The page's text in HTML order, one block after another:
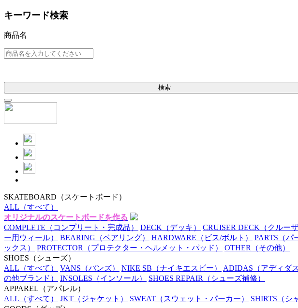
キーワード検索
商品名
検索
SKATEBOARD （スケートボード）
ALL （すべて）
オリジナルのスケートボードを作る
COMPLETE （コンプリート・完成品） DECK （デッキ） CRUISER DECK （クルー
ー用ウィール）
BEARING （ベアリング） HARDWARE （ビス/ボルト） PARTS （パ
ックス）
PROTECTOR （プロテクター・ヘルメット・パッド） OTHER （その他）
SHOES （シューズ）
ALL （すべて） VANS （バンズ） NIKE SB （ナイキエスビー） ADIDAS （アディダス
の他ブランド）
INSOLES （インソール） SHOES REPAIR （シューズ補修）
APPAREL （アパレル）
ALL （すべて） JKT （ジャケット） SWEAT （スウェット・パーカー） SHIRTS （シ